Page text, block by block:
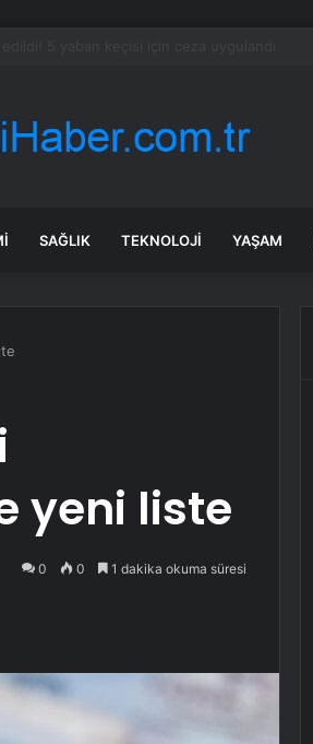
SAĞLIK TEKNOLOJI YAŞAM
yeni liste
0 0 1 dakika okuma süresi